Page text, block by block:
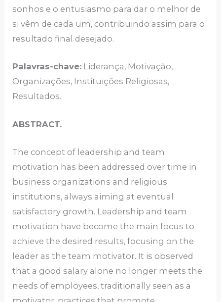
sonhos e o entusiasmo para dar o melhor de
si vêm de cada um, contribuindo assim para o
resultado final desejado.
Palavras-chave: Liderança, Motivação,
Organizações, Instituições Religiosas,
Resultados.
ABSTRACT.
The concept of leadership and team
motivation has been addressed over time in
business organizations and religious
institutions, always aiming at eventual
satisfactory growth. Leadership and team
motivation have become the main focus to
achieve the desired results, focusing on the
leader as the team motivator. It is observed
that a good salary alone no longer meets the
needs of employees, traditionally seen as a